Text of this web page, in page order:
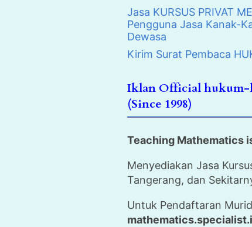
Jasa KURSUS PRIVAT
Pengguna Jasa Kanak-
Dewasa
Kirim Surat Pembaca
Iklan Official hukum-
(Since 1998)
Teaching Mathematics
Menyediakan Jasa
Tangerang, dan
Untuk Pendaftaran